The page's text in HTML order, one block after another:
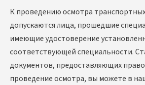
К проведению осмотра
допускаются лица, прошедшие
имеющие удостоверение
соответствующей специальности.
документов, предоставляющих
проведение осмотра, вы можете в